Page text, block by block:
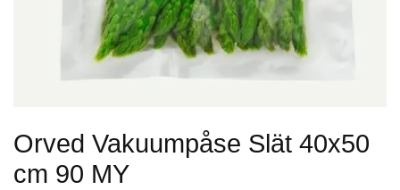
Orved Vakuumpåse Slät 40x50
cm 90 MY